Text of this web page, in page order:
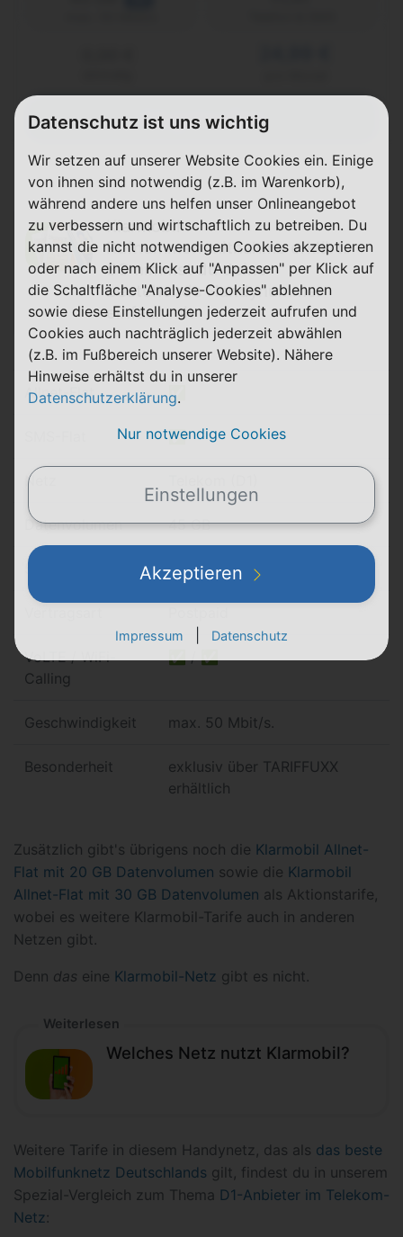
Abgelaufen
Klarmobil
Rufnummernmitnahme erklärt:
SO nimmst du deine
bestehende Handynummer
einfach mit
Allnet-Flat ✅
✅
Netz
Datenvolumen 45 GB
✅
VoLTE / WiFi-
Calling
✅ / ✅
Geschwindigkeit max. 50 Mbit/s.
Besonderheit
exklusiv über TARIFFUXX
erhältlich
Zusätzlich gibt's übrigens noch die Klarmobil Allnet-
Flat mit 20 GB Datenvolumen sowie die Klarmobil
Allnet-Flat mit 30 GB Datenvolumen als Aktionstarife,
wobei es weitere Klarmobil-Tarife auch in anderen
Netzen gibt.
Denn das eine Klarmobil-Netz gibt es nicht.
Weiterlesen
Welches Netz nutzt Klarmobil?
Weitere Tarife in diesem Handynetz, das als das beste
Mobilfunknetz Deutschlands gilt, findest du in unserem
Spezial-Vergleich zum Thema D1-Anbieter im Telekom-
Netz:
Datenschutz ist uns wichtig
Wir setzen auf unserer Website Cookies ein. Einige
von ihnen sind notwendig (z.B. im Warenkorb),
während andere uns helfen unser Onlineangebot
zu verbessern und wirtschaftlich zu betreiben. Du
kannst die nicht notwendigen Cookies akzeptieren
oder nach einem Klick auf "Anpassen" per Klick auf
die Schaltfläche "Analyse-Cookies" ablehnen
sowie diese Einstellungen jederzeit aufrufen und
Cookies auch nachträglich jederzeit abwählen
(z.B. im Fußbereich unserer Website). Nähere
Hinweise erhältst du in unserer
Datenschutzerklärung.
Nur notwendige Cookies
Einstellungen
Akzeptieren
Impressum Datenschutz